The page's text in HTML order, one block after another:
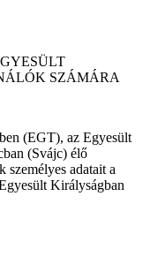
SZÁMÁRA
(EGT), az Egyesült
(Svájc) élő
személyes adatait a
Királyságban